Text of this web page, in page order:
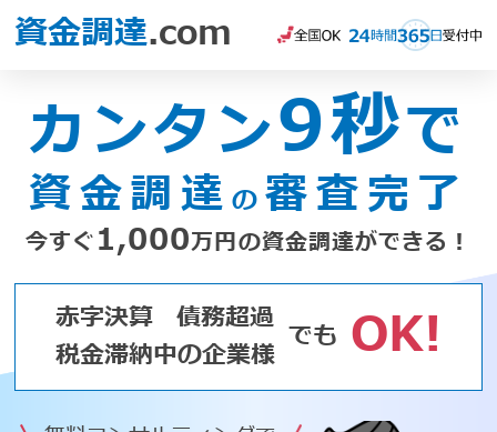
資金調達.com
カンタン9秒で
資金調達 の審査完了
今すぐ1,000万円の資金調達ができる！
赤字決算
債務超過
税金滞納中の企業様 でも OK!